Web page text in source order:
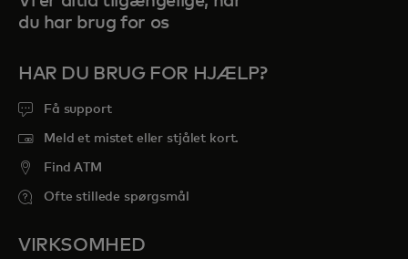
du har brug for os
HAR DU BRUG FOR HJÆLP?
Få support
Meld et mistet eller stjålet kort.
Find ATM
Ofte stillede spørgsmål
VIRKSOMHED